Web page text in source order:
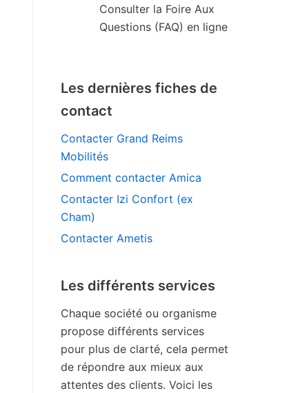
Consulter la Foire Aux
Questions (FAQ) en ligne
Les dernières fiches de
contact
Contacter Grand Reims
Mobilités
Comment contacter Amica
Contacter Izi Confort (ex
Cham)
Contacter Ametis
Les différents services
Chaque société ou organisme
propose différents services
pour plus de clarté, cela permet
de répondre aux mieux aux
attentes des clients. Voici les